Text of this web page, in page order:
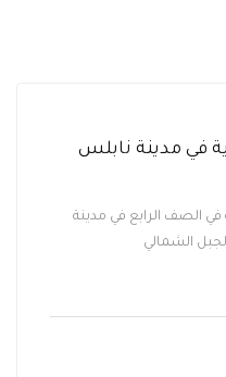
في مدينة نابلس
الصف الرابع في مدينة
الشمالي